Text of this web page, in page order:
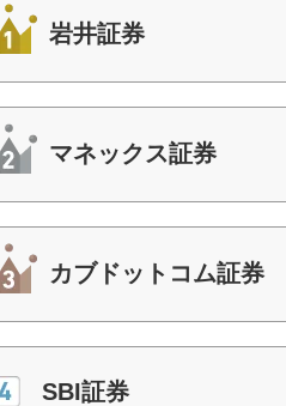
岩井証券
マネックス証券
カブドットコム証券
SBI証券